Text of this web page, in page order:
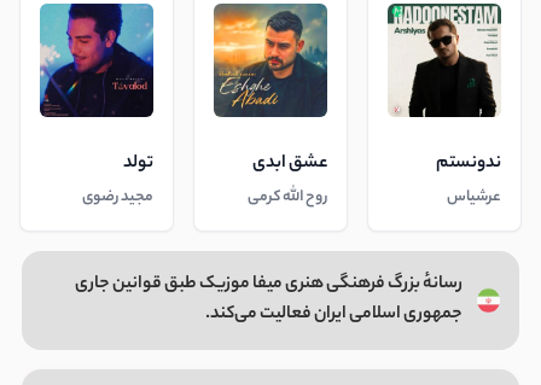
ندونستم
عرشیاس
عشق ابدی
روح الله کرمی
تولد
مجید رضوی
رسانهٔ بزرگ فرهنگی هنری میفا موزیک طبق قوانین جاری
جمهوری اسلامی ایران فعالیت می‌کند.